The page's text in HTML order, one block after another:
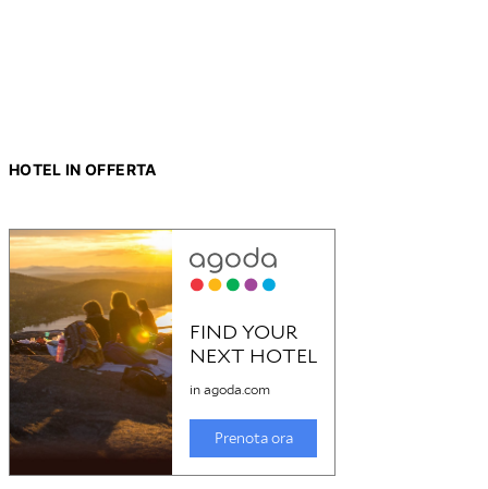
HOTEL IN OFFERTA